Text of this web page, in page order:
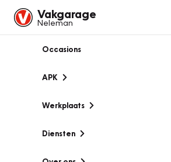
Vakgarage
Neleman
Occasions
APK
Werkplaats
Diensten